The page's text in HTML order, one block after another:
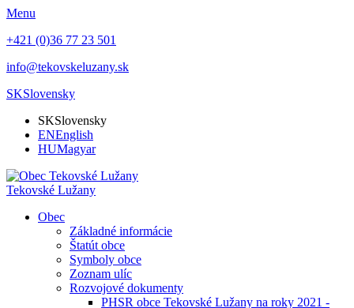
Menu
+421 (0)36 77 23 501
info@tekovskeluzany.sk
SKSlovensky
SKSlovensky
ENEnglish
HUMagyar
Tekovské Lužany
Obec
Základné informácie
Štatút obce
Symboly obce
Zoznam ulíc
Rozvojové dokumenty
PHSR obce Tekovské Lužany na roky 2021 -